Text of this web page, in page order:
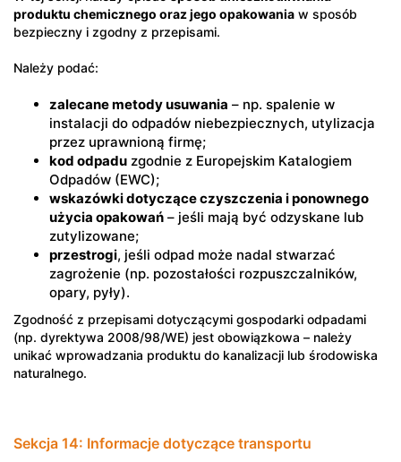
produktu chemicznego oraz jego opakowania w sposób
bezpieczny i zgodny z przepisami.
Należy podać:
zalecane metody usuwania – np. spalenie w
instalacji do odpadów niebezpiecznych, utylizacja
przez uprawnioną firmę;
kod odpadu zgodnie z Europejskim Katalogiem
Odpadów (EWC);
wskazówki dotyczące czyszczenia i ponownego
użycia opakowań – jeśli mają być odzyskane lub
zutylizowane;
przestrogi, jeśli odpad może nadal stwarzać
zagrożenie (np. pozostałości rozpuszczalników,
opary, pyły).
Zgodność z przepisami dotyczącymi gospodarki odpadami
(np. dyrektywa 2008/98/WE) jest obowiązkowa – należy
unikać wprowadzania produktu do kanalizacji lub środowiska
naturalnego.
Sekcja 14: Informacje dotyczące transportu